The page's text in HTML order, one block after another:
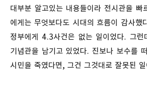
대부분 알고있는 내용들이라 전시관을 빠
에게는 무엇보다도 시대의 흐름이 감사했
정부에게 4.3사건은 없는 일이었다. 그런
기념관을 남기고 있었다. 진보나 보수를
시민을 죽였다면, 그건 그것대로 잘못된